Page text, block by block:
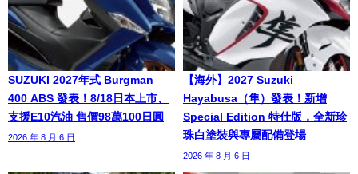
SUZUKI 2027年式 Burgman
400 ABS 發表！8/18日本上市、
支援E10汽油 售價98萬100日圓
2026 年 8 月 6 日
【海外】2027 Suzuki
Hayabusa（隼）發表！新增
Special Edition 特仕版，全新珍
珠白塗裝與專屬配備登場
2026 年 8 月 6 日